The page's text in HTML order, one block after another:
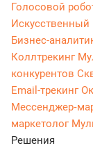
Голосовой
Искусственный
Бизнес-
Коллтрекинг
конкурентов
Email-трекинг
маркетолог
Решения